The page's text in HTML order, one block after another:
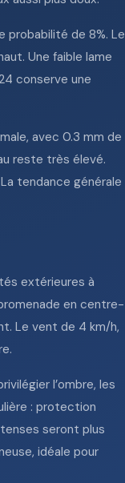
probabilité de 8%. Le
Une faible lame
conserve une
avec 0.3 mm de
reste très élevé.
tendance générale
extérieures à
en centre-
Le vent de 4 km/h,
l’ombre, les
: protection
seront plus
idéale pour